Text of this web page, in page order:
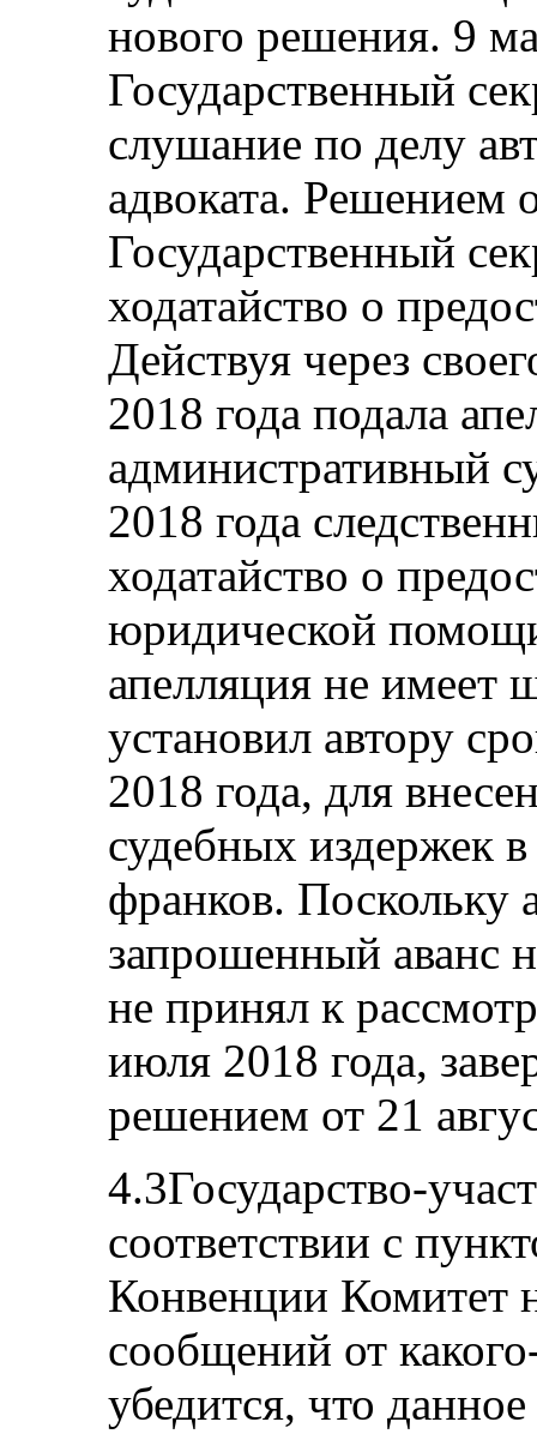
нового решения. 9
Государственный
слушание по делу
адвоката. Решением
Государственный
ходатайство о
Действуя через
2018 года подала
административный
2018 года
ходатайство о
юридической
апелляция не имеет
установил автору
2018 года, для
судебных издержек
франков. Поскольку
запрошенный аванс
не принял к
июля 2018 года,
решением от 21
4.3Государство-
соответствии с
Конвенции Комитет
сообщений от
убедится, что